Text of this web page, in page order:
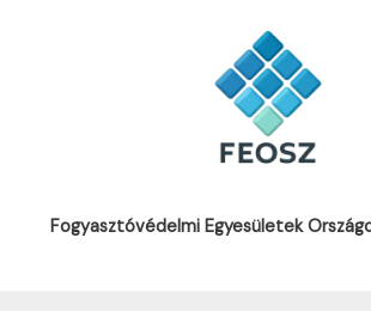
Fogyasztóvédelmi Egyesületek